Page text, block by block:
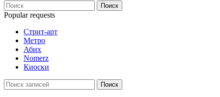
Поиск
Popular requests
Стрит-арт
Метро
Абих
Nomerz
Киоски
Поиск